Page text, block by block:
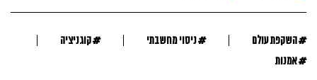
#השקפת עולם #ניסוי מחשבתי #קוגניציה
#אמנות